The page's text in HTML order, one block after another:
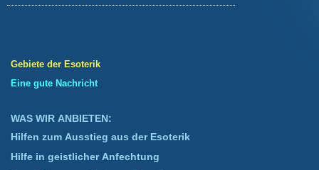
Gebiete der Esoterik
Eine gute Nachricht
WAS WIR ANBIETEN:
Hilfen zum Ausstieg aus der Esoterik
Hilfe in geistlicher Anfechtung